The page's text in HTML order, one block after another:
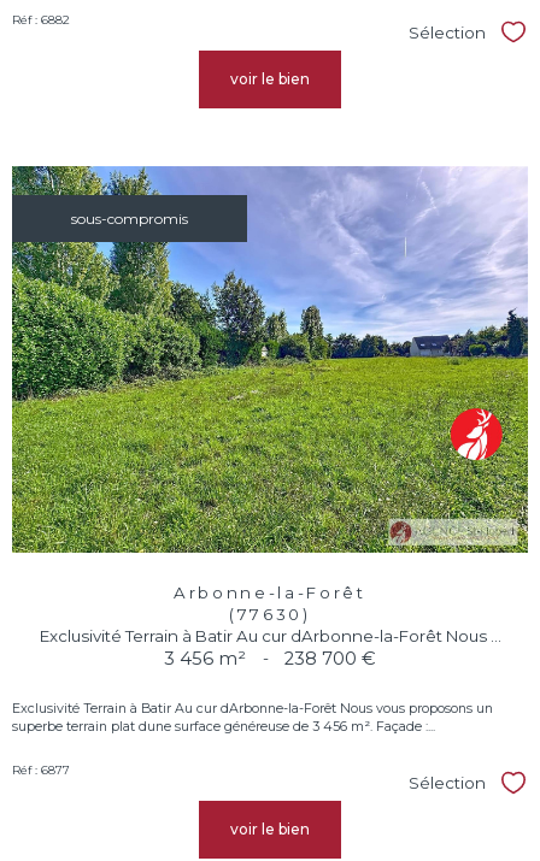
Réf : 6882
Sélection
voir le bien
sous-compromis
Arbonne-la-Forêt
(77630)
Exclusivité Terrain à Batir Au cur dArbonne-la-Forêt Nous ...
3 456 m² - 238 700 €
Exclusivité Terrain à Batir Au cur dArbonne-la-Forêt Nous vous proposons un
superbe terrain plat dune surface généreuse de 3 456 m². Façade :...
Réf : 6877
Sélection
voir le bien